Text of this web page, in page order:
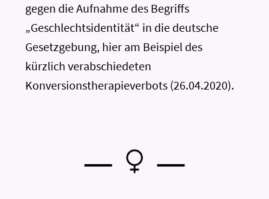
gegen die Aufnahme des Begriffs
„Geschlechtsidentität“ in die deutsche
Gesetzgebung, hier am Beispiel des
kürzlich verabschiedeten
Konversionstherapieverbots (26.04.2020).
— —